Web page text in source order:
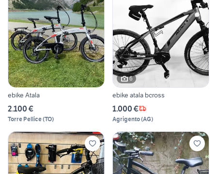
ebike Atala
2.100 €
Torre Pellice(TO)
6
ebike atala bcross
1.000 €
Agrigento(AG)